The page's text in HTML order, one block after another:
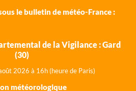
le bulletin de météo-France :
de la Vigilance : Gard
(30)
2026 à 16h (heure de Paris)
météorologique